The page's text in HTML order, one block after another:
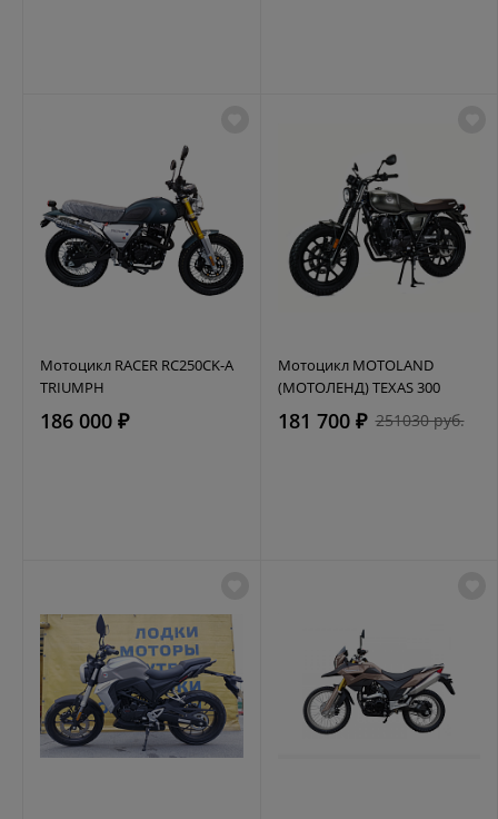
Мотоцикл RACER RC250CK-A
TRIUMPH
186 000 ₽
Мотоцикл MOTOLAND
(МОТОЛЕНД) TEXAS 300
181 700 ₽ 251030 руб.